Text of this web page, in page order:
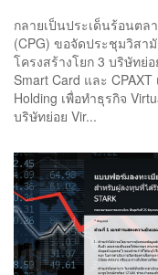
กลายเป็นประเด็นร้อนต
(CPG) ขอจัดประชุมวิสา
โครงสร้างโยก 3 บริษัทย่
Smart Card และ
Holding เพื่อทำธุรกิจ
บริษัทย่อย Vir...